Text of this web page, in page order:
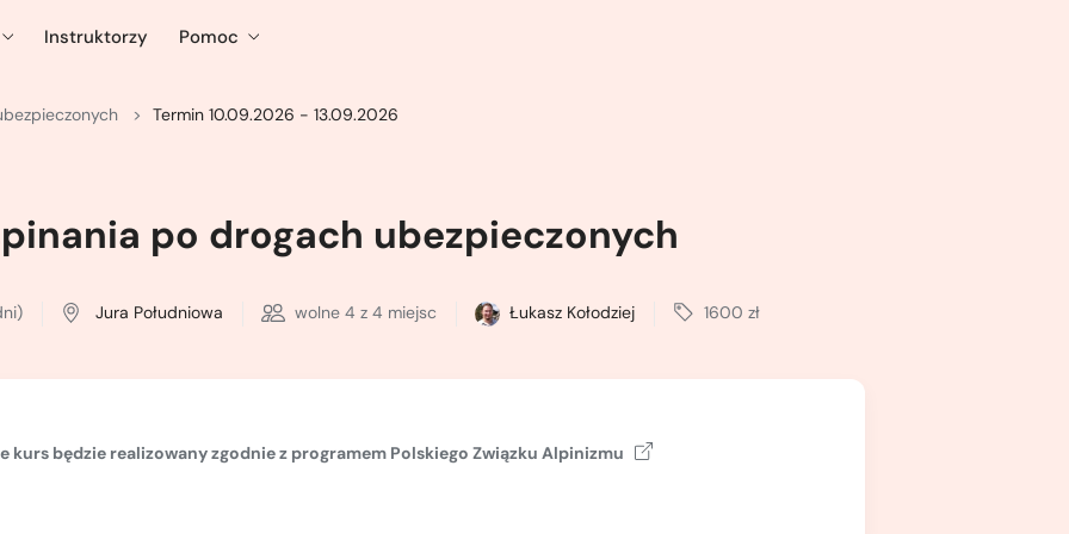
Instruktorzy Pomoc
Termin 10.09.2026 - 13.09.2026
po drogach ubezpieczonych
Jura Południowa wolne 4 z 4 miejsc Łukasz Kołodziej 1600 zł
kurs będzie realizowany zgodnie z programem Polskiego Związku Alpinizmu